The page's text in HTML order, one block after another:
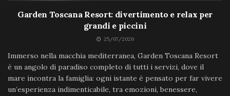
Garden Toscana Resort: divertimento e relax per
grandi e piccini
25/07/2026
Immerso nella macchia mediterranea, Garden Toscana Resort
è un angolo di paradiso completo di tutti i servizi, dove il
mare incontra la famiglia: ogni istante è pensato per far vivere
un’esperienza indimenticabile, tra emozioni, benessere,